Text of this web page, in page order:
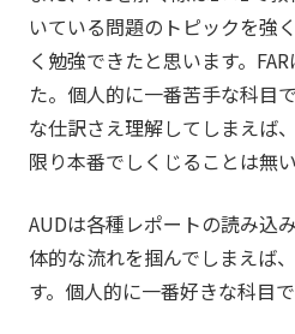
いている問題のトピックを強
く勉強できたと思います。
た。個人的に一番苦手な科目
な仕訳さえ理解してしまえば
限り本番でしくじることは無
AUDは各種レポートの読み込
体的な流れを掴んでしまえば
す。個人的に一番好きな科目で